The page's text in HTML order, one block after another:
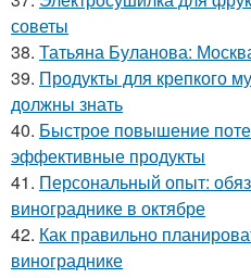
советы
38. Татьяна Буланова:
39. Продукты для крепкого
должны знать
40. Быстрое повышение
эффективные продукты
41. Персональный опыт:
винограднике в октябре
42. Как правильно
винограднике